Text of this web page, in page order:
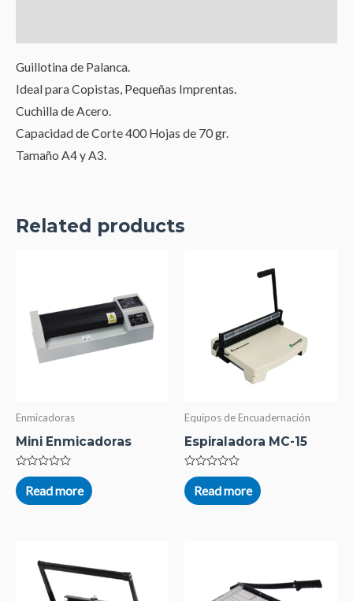
Guillotina de Palanca.
Ideal para Copistas, Pequeñas Imprentas.
Cuchilla de Acero.
Capacidad de Corte 400 Hojas de 70 gr.
Tamaño A4 y A3.
Related products
Enmicadoras
Mini Enmicadoras
Rated
0
out
of
Read more
Equipos de Encuadernación
Espiraladora MC-15
Rated
0
out
of
Read more